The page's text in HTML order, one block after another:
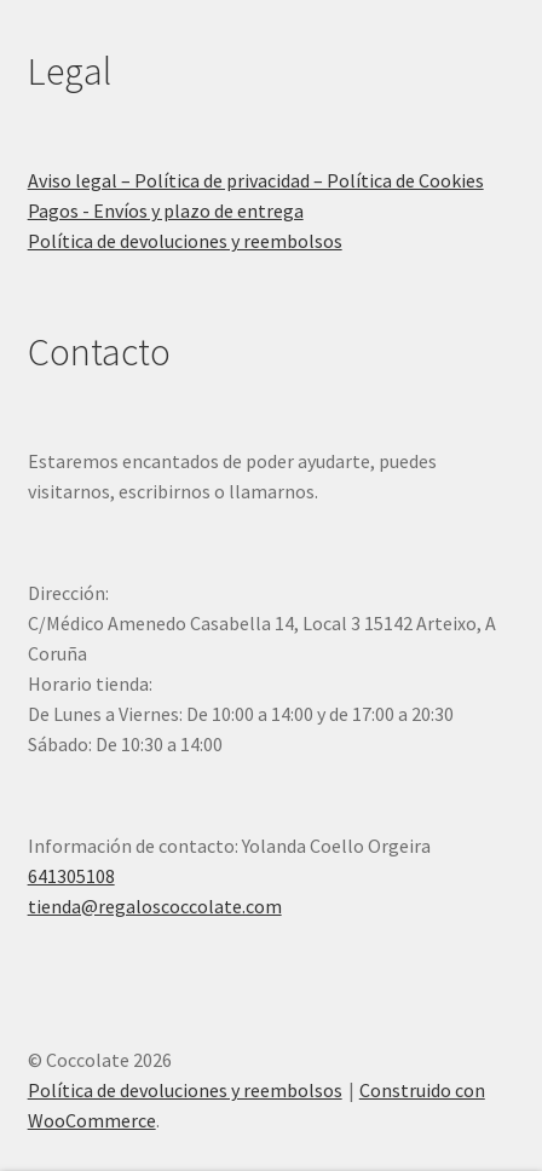
Legal
Aviso legal – Política de privacidad – Política de Cookies
Pagos - Envíos y plazo de entrega
Política de devoluciones y reembolsos
Contacto
Estaremos encantados de poder ayudarte, puedes
visitarnos, escribirnos o llamarnos.
Dirección:
C/Médico Amenedo Casabella 14, Local 3 15142 Arteixo, A
Coruña
Horario tienda:
De Lunes a Viernes: De 10:00 a 14:00 y de 17:00 a 20:30
Sábado: De 10:30 a 14:00
Información de contacto: Yolanda Coello Orgeira
641305108
tienda@regaloscoccolate.com
© Coccolate 2026
Política de devoluciones y reembolsos
Construido con
WooCommerce.